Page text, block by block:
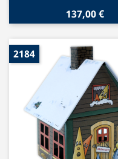
137,00 €
2184